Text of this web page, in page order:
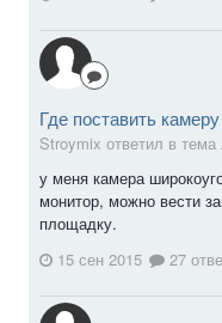
Где поставить камеру
Stroymix ответил в
у меня камера
монитор, можно вести
площадку.
15 сен 2015
27